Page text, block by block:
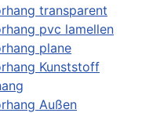
transparent
pvc lamellen
plane
Kunststoff
Außen